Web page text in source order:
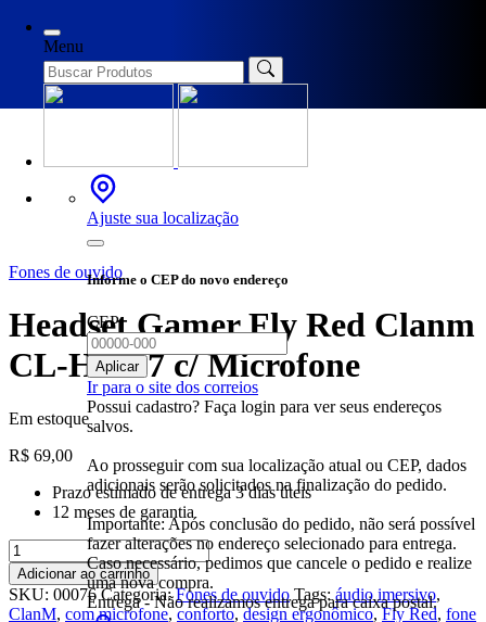
Menu
Ajuste sua localização
Informe o CEP do novo endereço
CEP
Aplicar
Ir para o site dos correios
Possui cadastro? Faça login para ver seus endereços
salvos.
Ao prosseguir com sua localização atual ou CEP, dados
adicionais serão solicitados na finalização do pedido.
Importante: Após conclusão do pedido, não será possível
fazer alterações no endereço selecionado para entrega.
Caso necessário, pedimos que cancele o pedido e realize
uma nova compra.
Entrega - Não realizamos entrega para caixa postal.
HJ827 c/ Microfone
Fones de ouvido
Headset Gamer Fly Red Clanm
CL-HJ827 c/ Microfone
Em estoque
R$ 69,00
Prazo estimado de entrega 3 dias úteis
12 meses de garantia
Headset
Gamer
Fly
Red
Adicionar ao carrinho
SKU: 00076 Categoria:Fones de ouvido Tags: áudio imersivo,
ClanM, com microfone,conforto,design ergonômico,Fly Red, fone